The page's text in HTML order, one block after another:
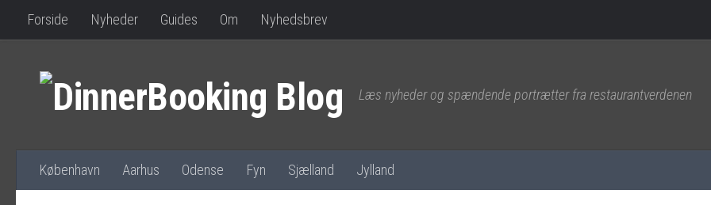
Forside Nyheder Guides Om Nyhedsbrev
Læs nyheder og spændende portrætter fra restaurantverdenen
København Aarhus Odense Fyn Sjælland Jylland